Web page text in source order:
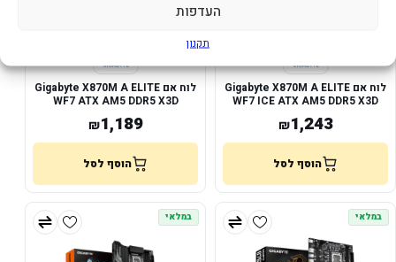
העדפות
תקנון
לוח אם Gigabyte X870M A ELITE
WF7 ICE ATX AM5 DDR5 X3D
PCIE5.0
₪1,243
הוסף לסל
לוח אם Gigabyte X870M A ELITE
WF7 ATX AM5 DDR5 X3D
PCIE5.0
₪1,189
הוסף לסל
במלאי במלאי